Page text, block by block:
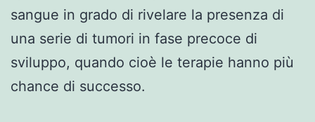
sangue in grado di rivelare la presenza di
una serie di tumori in fase precoce di
sviluppo, quando cioè le terapie hanno più
chance di successo.